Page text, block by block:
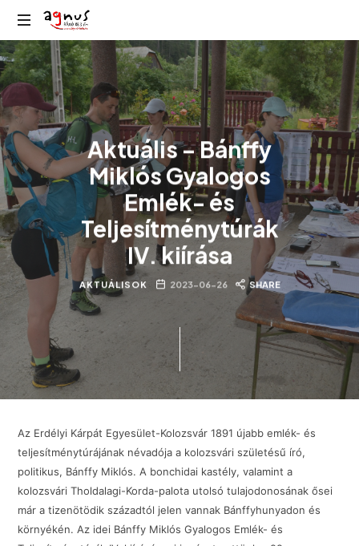
Agnus
Rádió
Kolozsvár
közösségi
rádiója
Aktuális – Bánffy
Miklós Gyalogos
Emlék- és
Teljesítménytúrák
IV. kiírása
AKTUÁLISOK 2023-06-26 SHARE
Az Erdélyi Kárpát Egyesület-Kolozsvár 1891 újabb emlék- és
teljesítménytúrájának névadója a kolozsvári születésű író,
politikus, Bánffy Miklós. A bonchidai kastély, valamint a
kolozsvári Tholdalagi-Korda-palota utolsó tulajodonosának ősei
már a tizenötödik századtól jelen vannak Bánffyhunyadon és
környékén. Az idei Bánffy Miklós Gyalogos Emlék- és